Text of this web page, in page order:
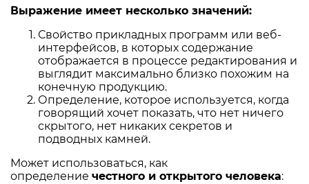
Выражение имеет несколько значений:
Свойство прикладных программ или веб-
интерфейсов, в которых содержание
отображается в процессе редактирования и
выглядит максимально близко похожим на
конечную продукцию.
Определение, которое используется, когда
говорящий хочет показать, что нет ничего
скрытого, нет никаких секретов и
подводных камней.
Может использоваться, как
определение честного и открытого человека: